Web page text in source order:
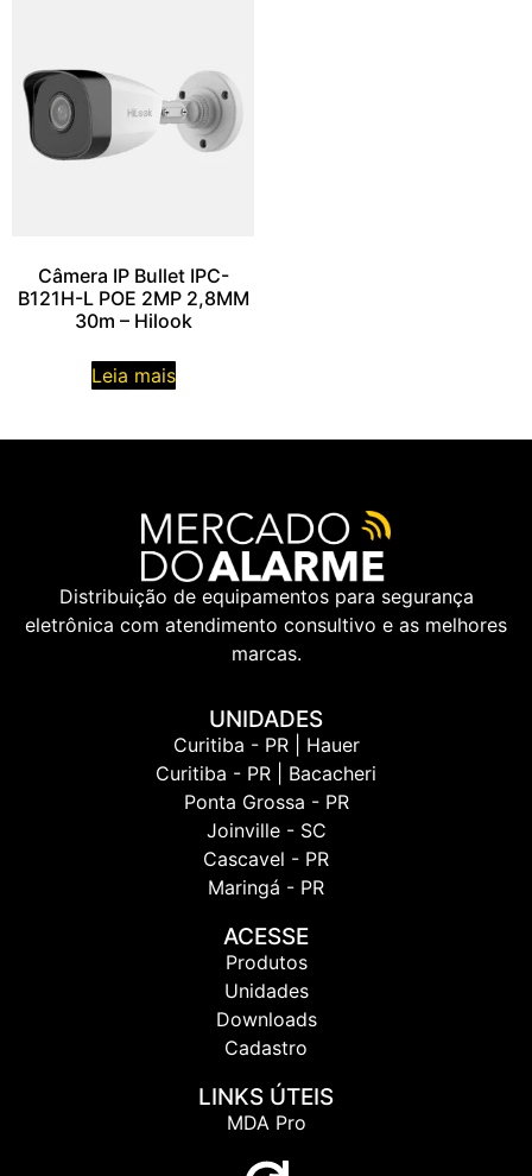
Câmera IP Bullet IPC-
B121H-L POE 2MP 2,8MM
30m – Hilook
Leia mais
Distribuição de equipamentos para segurança
eletrônica com atendimento consultivo e as melhores
marcas.
UNIDADES
Curitiba - PR | Hauer
Curitiba - PR | Bacacheri
Ponta Grossa - PR
Joinville - SC
Cascavel - PR
Maringá - PR
ACESSE
Produtos
Unidades
Downloads
Cadastro
LINKS ÚTEIS
MDA Pro